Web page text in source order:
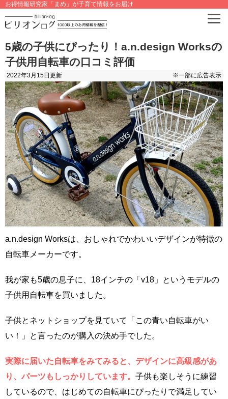
お得情報研究家「まめ」が子育て情報をお届け
5歳の子供にぴったり！a.n.design Worksの
子供用自転車の口コミ評価
2022年3月15日 更新 ※一部に広告表示
a.n.design Worksは、おしゃれでかわいいデザインが特徴の
自転車メーカーです。
我が家も5歳の息子に、18インチの「v18」というモデルの
子供用自転車を買いました。
子供とネットショップを見ていて「この青い自転車がい
い！」と言ったのが購入の決め手でした。
実際に届いた自転車をみてみると、デザインに高級感があ
り、パーツもしっかりしています。 子供も楽しそうに練習
しているので、はじめての自転車にぴったりで満足してい